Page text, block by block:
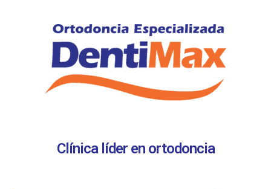
Clínica líder en ortodoncia